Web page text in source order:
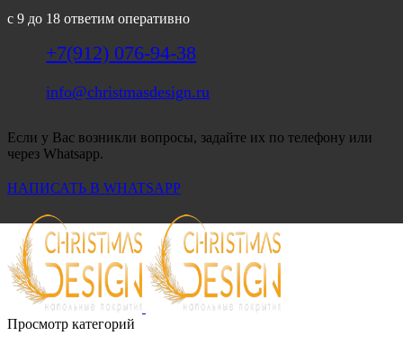
с 9 до 18 ответим оперативно
+7(912) 076-94-38
info@christmasdesign.ru
Если у Вас возникли вопросы, задайте их по телефону или
через Whatsapp.
НАПИСАТЬ В WHATSAPP
Просмотр категорий